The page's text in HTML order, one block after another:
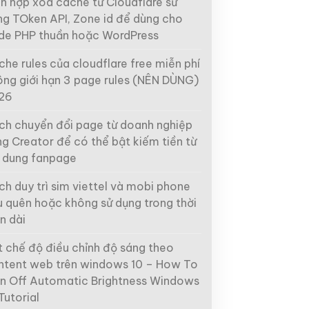
TOken API, Zone id để dùng cho
PHP thuần hoặc WordPress
rules của cloudflare free miễn phí
giới hạn 3 page rules (NÊN DÙNG)
chuyển đổi page từ doanh nghiệp
Creator để có thể bật kiếm tiền từ
dung fanpage
duy trì sim viettel và mobi phone
quên hoặc không sử dụng trong thời
dài
chế độ điều chỉnh độ sáng theo
web trên windows 10 – How To
Off Automatic Brightness Windows